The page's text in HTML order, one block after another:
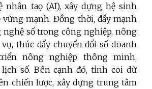
nhân taọ (AI), xây dựng hệ sinh
mạnh. Đồng thời, đẩy mạnh
số trong công nghiệp, nông
thúc đẩy chuyển đổi số doanh
nông nghiệp thông minh,
số. Bên cạnh đó, tỉnh coi dữ
chiến lược, xây dựng trung tâm